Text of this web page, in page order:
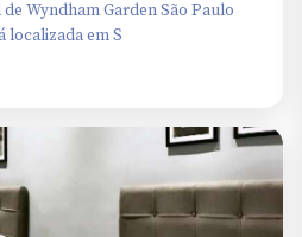
Wyndham Garden São Paulo
localizada em S